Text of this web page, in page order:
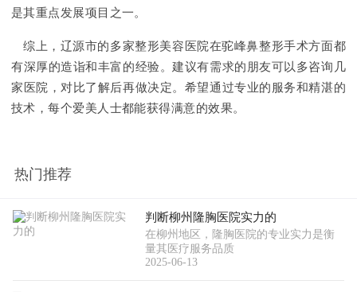
是其重点发展项目之一。
综上，辽源市的多家整形美容医院在驼峰鼻整形手术方面都
有深厚的造诣和丰富的经验。建议有需求的朋友可以多咨询几
家医院，对比了解后再做决定。希望通过专业的服务和精湛的
技术，每个爱美人士都能获得满意的效果。
热门推荐
判断柳州隆胸医院实力的
在柳州地区，隆胸医院的专业实力是衡
量其医疗服务品质
2025-06-13